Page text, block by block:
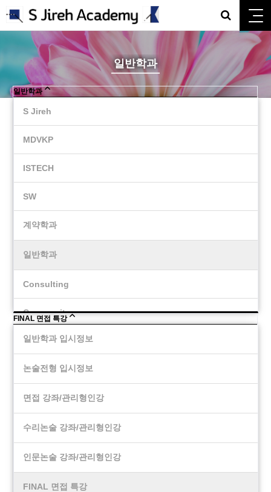
일반학과
일반학과
S Jireh
MDVKP
ISTECH
SW
계약학과
일반학과
Consulting
Community
FINAL 면접 특강
일반학과 입시정보
논술전형 입시정보
면접 강좌/관리형인강
수리논술 강좌/관리형인강
인문논술 강좌/관리형인강
FINAL 면접 특강